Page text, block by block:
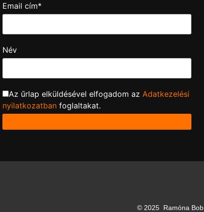
Email cím*
Név
Az űrlap elküldésével elfogadom az Adatkezelési
nyilatkozatban foglaltakat.
© 2025 Ramóna Bob